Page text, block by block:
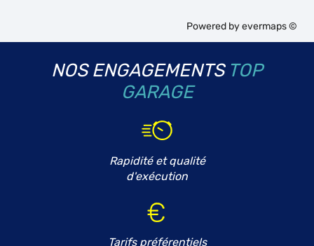
Powered byevermaps ©
NOS ENGAGEMENTS TOP
GARAGE
Rapidité et qualité
d'exécution
Tarifs préférentiels